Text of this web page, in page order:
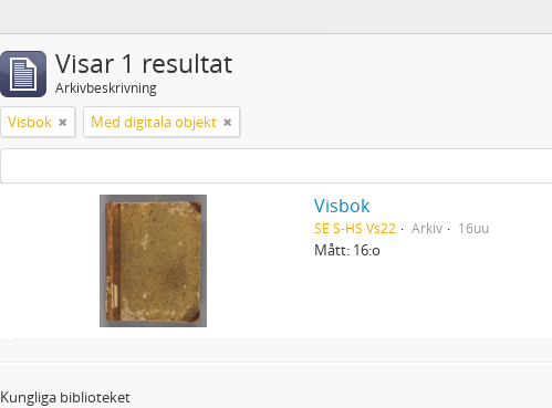
Visar 1 resultat
Arkivbeskrivning
Visbok Med digitala objekt
Visbok
SE S-HS Vs22 Arkiv 16uu
Mått: 16:o
Kungliga biblioteket